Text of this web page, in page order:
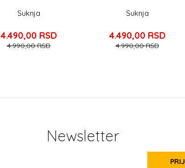
Suknja
4.490,00 RSD
4.990,00RSD
Suknja
4.490,00 RSD
4.990,00RSD
Newsletter